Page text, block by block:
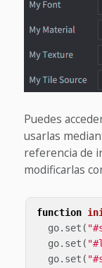
Puedes
usarlas
referencia de
modificarlas
function
go. set (
go. set (
go. set (